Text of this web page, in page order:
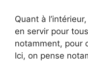
Quant à
en servir pour
notamment, pour
Ici, on pense